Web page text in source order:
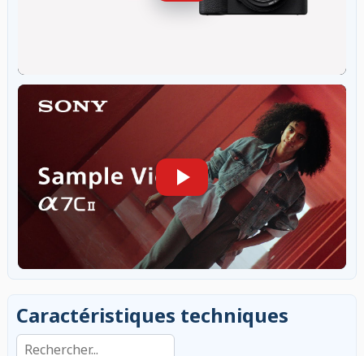
Caractéristiques techniques
Rechercher dans les caractéristiques